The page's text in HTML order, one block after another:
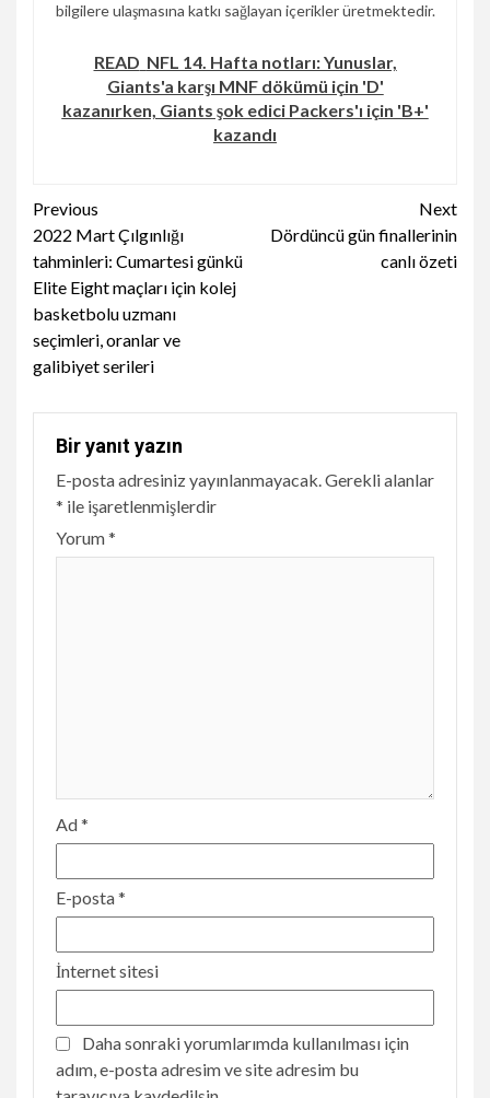
bilgilere ulaşmasına katkı sağlayan içerikler üretmektedir.
READ NFL 14. Hafta notları: Yunuslar,
Giants'a karşı MNF dökümü için 'D'
kazanırken, Giants şok edici Packers'ı için 'B+'
kazandı
Continue
Reading
Previous
2022 Mart Çılgınlığı
tahminleri: Cumartesi günkü
Elite Eight maçları için kolej
basketbolu uzmanı
seçimleri, oranlar ve
galibiyet serileri
Next
Dördüncü gün finallerinin
canlı özeti
Bir yanıt yazın
E-posta adresiniz yayınlanmayacak.Gerekli alanlar
* ile işaretlenmişlerdir
Yorum*
Ad*
E-posta*
İnternet sitesi
Daha sonraki yorumlarımda kullanılması için
adım, e-posta adresim ve site adresim bu